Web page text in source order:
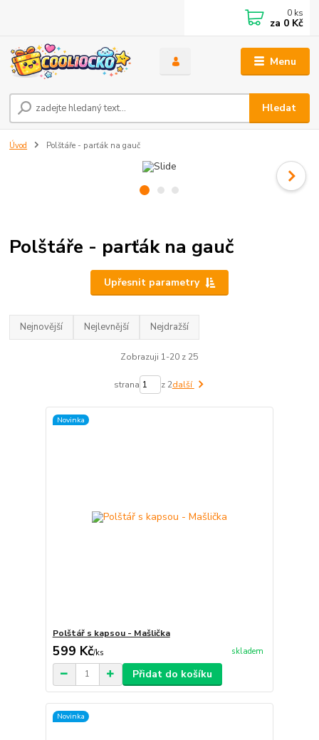
Menu
Hledat
0 ks
za 0 Kč
Úvod Polštáře - parťák na gauč
Polštáře - parťák na gauč
Upřesnit parametry
Nejnovější Nejlevnější Nejdražší
Zobrazuji 1-20 z 25
strana z 2další
Novinka
Polštář s kapsou - Mašlička
599 Kč/ks skladem
Přidat do košíku
Novinka